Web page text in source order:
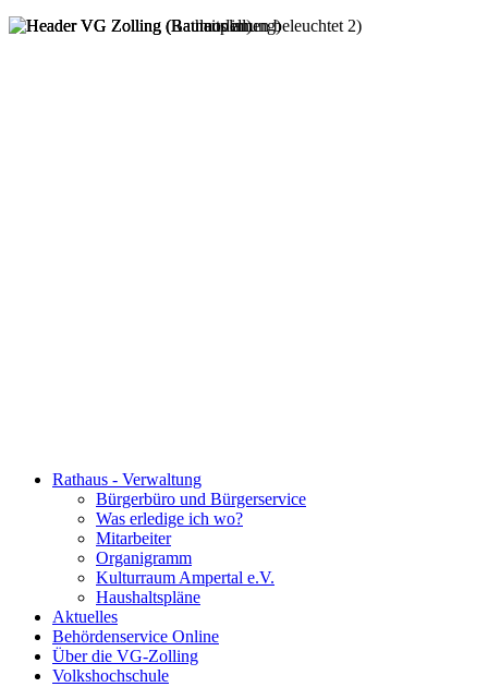
Rathaus - Verwaltung
Bürgerbüro und Bürgerservice
Was erledige ich wo?
Mitarbeiter
Organigramm
Kulturraum Ampertal e.V.
Haushaltspläne
Aktuelles
Behördenservice Online
Über die VG-Zolling
Volkshochschule